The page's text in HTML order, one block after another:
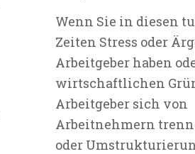
Wenn Sie in diesen
Zeiten Stress oder
Arbeitgeber haben
wirtschaftlichen
Arbeitgeber sich von
Arbeitnehmern
oder